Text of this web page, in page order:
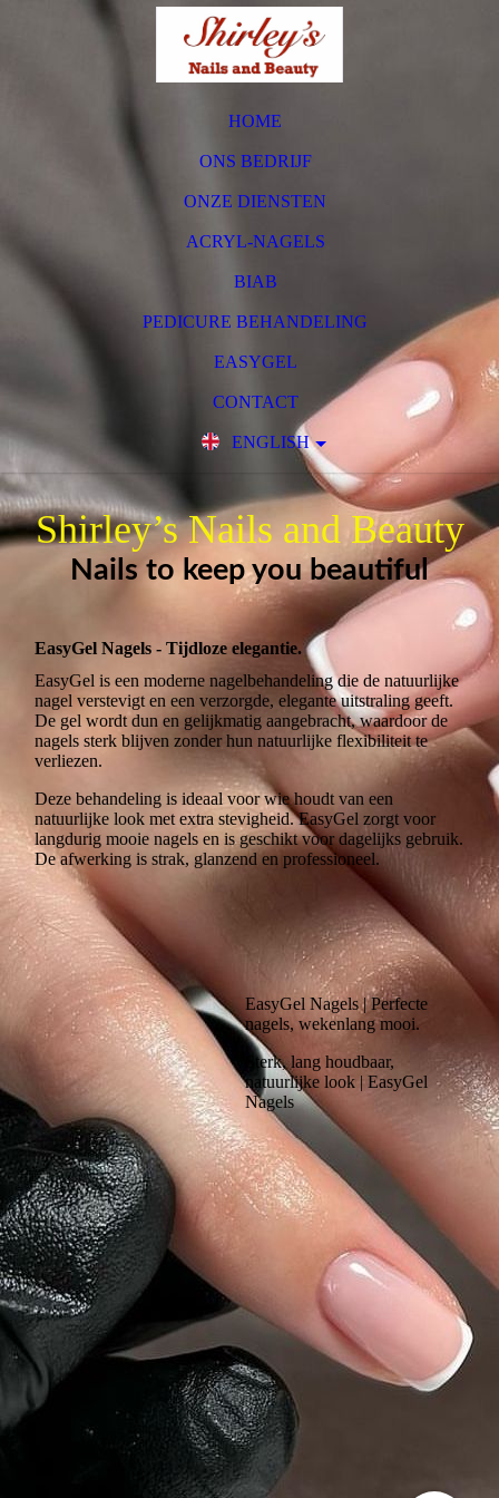
HOME
ONS BEDRIJF
ONZE DIENSTEN
ACRYL-NAGELS
BIAB
PEDICURE BEHANDELING
EASYGEL
CONTACT
ENGLISH
Shirley’s Nails and Beauty
Nails to keep you beautiful
EasyGel Nagels - Tijdloze elegantie.
EasyGel is een moderne nagelbehandeling die de natuurlijke
nagel verstevigt en een verzorgde, elegante uitstraling geeft.
De gel wordt dun en gelijkmatig aangebracht, waardoor de
nagels sterk blijven zonder hun natuurlijke flexibiliteit te
verliezen.
Deze behandeling is ideaal voor wie houdt van een
natuurlijke look met extra stevigheid. EasyGel zorgt voor
langdurig mooie nagels en is geschikt voor dagelijks gebruik.
De afwerking is strak, glanzend en professioneel.
EasyGel Nagels | Perfecte
nagels, wekenlang mooi.
Sterk, lang houdbaar,
natuurlijke look | EasyGel
Nagels